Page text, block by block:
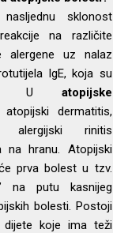
sklonost
na različite
alergene uz nalaz
IgE, koja su
U atopijske
dermatitis,
alergijski rinitis
na hranu. Atopijski
prva bolest u tzv.
na putu kasnijeg
bolesti. Postoji
koje ima teži